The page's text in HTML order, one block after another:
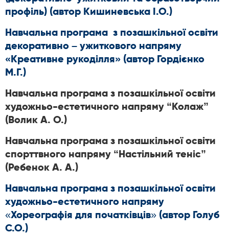
профіль) (автор Кишиневська І.О.)
Навчальна програма з позашкільної освіти
декоративно – ужиткового напряму
«Креативне рукоділля» (автор Гордієнко
М.Г.)
Навчальна програма з позашкільної освіти
художньо-естетичного напряму “Колаж”
(Волик А. О.)
Навчальна програма з позашкільної освіти
спорттвного напряму “Настільний теніс”
(Ребенок А. А.)
Навчальна програма з позашкільної освіти
художньо-естетичного напряму
«Хореографія для початківців» (автор Голуб
С.О.)